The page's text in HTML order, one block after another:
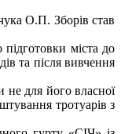
О.П. Зборів став
міста до
та після вивчення
для його власної
тротуарів з